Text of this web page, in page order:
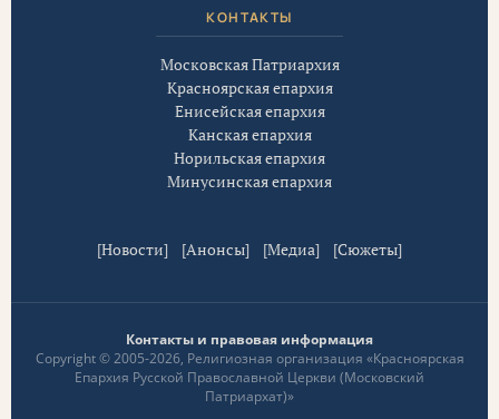
КОНТАКТЫ
Московская Патриархия
Красноярская епархия
Енисейская епархия
Канская епархия
Норильская епархия
Минусинская епархия
[Новости] [Анонсы] [Медиа] [Сюжеты]
Контакты и правовая информация
Copyright © 2005-2026, Религиозная организация «Красноярская
Епархия Русской Православной Церкви (Московский
Патриархат)»